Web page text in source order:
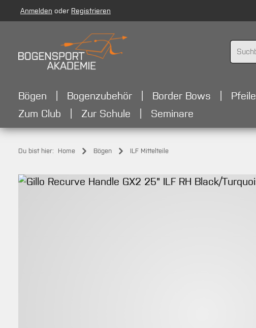
Hauptinhalt springen
Zur Suche springen
Zur Hauptnavigation springen
Anmelden oder Registrieren
Bögen Bogenzubehör Border Bows Pfeile
Zum Club
Zur Schule Seminare
Du bist hier: Home Bögen ILF Mittelteile
Bildergalerie überspringen